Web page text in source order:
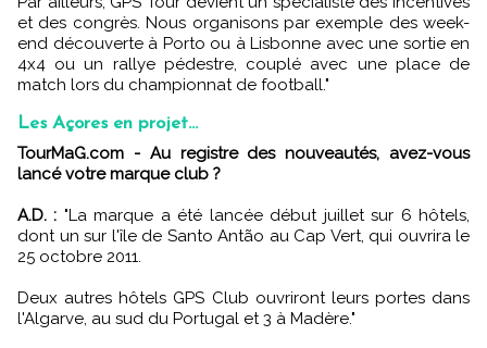
et des congrès. Nous organisons par exemple des week-
end découverte à Porto ou à Lisbonne avec une sortie en
4x4 ou un rallye pédestre, couplé avec une place de
match lors du championnat de football."
Les Açores en projet...
TourMaG.com - Au registre des nouveautés, avez-vous
lancé votre marque club ?
A.D. : "La marque a été lancée début juillet sur 6 hôtels,
dont un sur l'île de Santo Antão au Cap Vert, qui ouvrira le
25 octobre 2011.
Deux autres hôtels GPS Club ouvriront leurs portes dans
l'Algarve, au sud du Portugal et 3 à Madère."